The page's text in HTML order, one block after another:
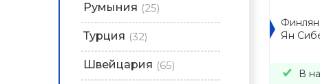
Румыния (25)
Турция (32)
Швейцария (65)
Ян
В